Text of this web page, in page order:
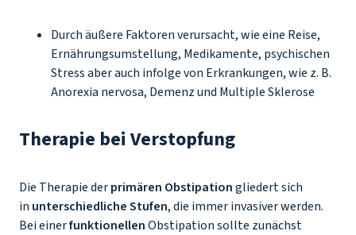
Durch äußere Faktoren verursacht, wie eine Reise,
Ernährungsumstellung, Medikamente, psychischen
Stress aber auch infolge von Erkrankungen, wie z. B.
Anorexia nervosa, Demenz und Multiple Sklerose
Therapie bei Verstopfung
Die Therapie derprimären Obstipationgliedert sich
in unterschiedliche Stufen, die immer invasiver werden.
Bei einerfunktionellenObstipation sollte zunächst